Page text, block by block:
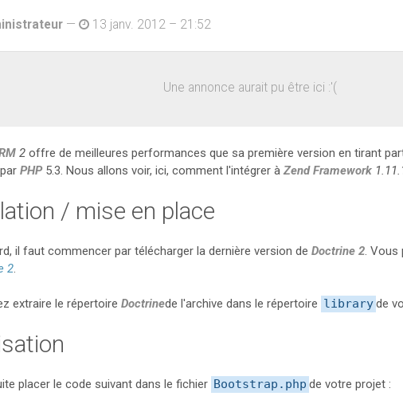
— 13 janv. 2012 – 21:52
Une annonce aurait pu être ici :'(
2 offre de meilleures performances que sa première version en tirant
PHP5.3. Nous allons voir, ici, comment l'intégrer à Zend Framework
/ mise en place
il faut commencer par télécharger la dernière version de Doctrine 2. Vous
2.
extraire le répertoire Doctrinede l'archive dans le répertoire libraryde
placer le code suivant dans le fichier Bootstrap.php de votre projet :